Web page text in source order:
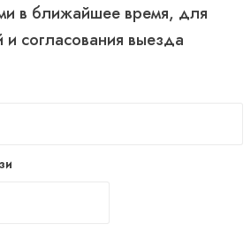
в ближайшее время, для
и согласования выезда